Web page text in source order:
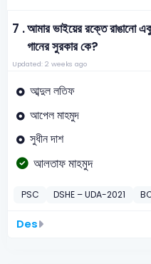
7 .আমার ভাইয়ের রক্তে রাঙানো
গানের সুরকার কে?
Updated: 2 weeks ago
আব্দুল লতিফ
আপেল মাহমুদ
সুধীন দাশ
আলতাফ মাহমুদ
PSC DSHE – UDA-2021
Des